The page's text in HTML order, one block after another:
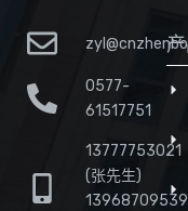
0577-
61517751
13777753021
(张先生)
13968709539